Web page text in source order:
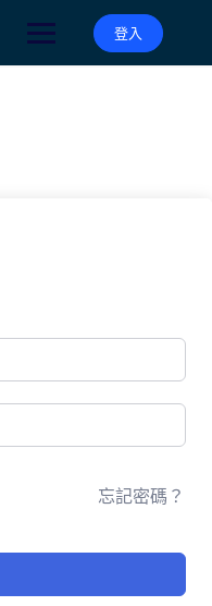
登入
忘記密碼？